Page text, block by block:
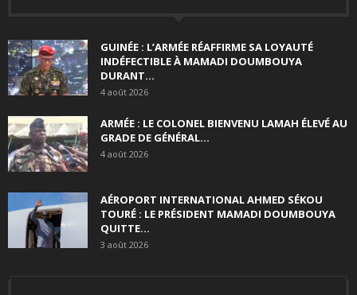
GUINÉE : L’ARMÉE RÉAFFIRME SA LOYAUTÉ
INDÉFECTIBLE À MAMADI DOUMBOUYA
DURANT...
4 août 2026
ARMÉE : LE COLONEL BIENVENU LAMAH ÉLEVÉ AU
GRADE DE GÉNÉRAL...
4 août 2026
AÉROPORT INTERNATIONAL AHMED SÉKOU
TOURÉ : LE PRÉSIDENT MAMADI DOUMBOUYA
QUITTE...
3 août 2026